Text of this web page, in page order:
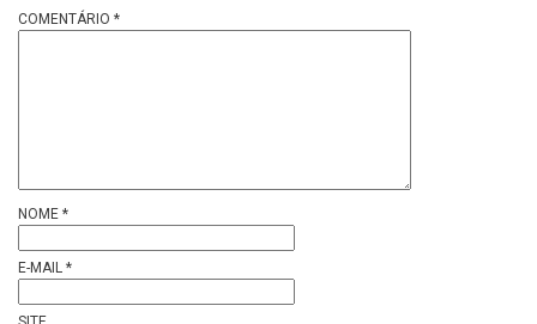
COMENTÁRIO *
NOME *
E-MAIL *